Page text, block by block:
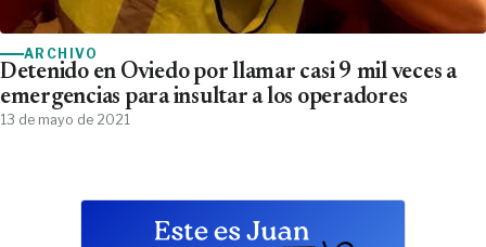
ARCHIVO
Detenido en Oviedo por llamar casi 9 mil veces a
emergencias para insultar a los operadores
13 de mayo de 2021